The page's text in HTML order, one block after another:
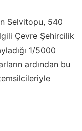
Selvitopu, 540
Çevre Şehircilik
1/5000
ardından bu